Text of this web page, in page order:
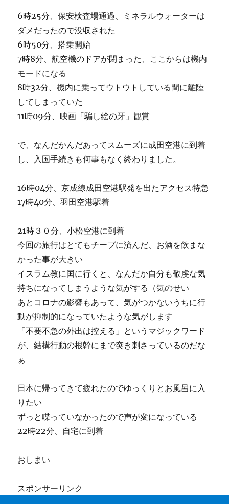
6時25分、保安検査場通過、ミネラルウォーターは
ダメだったので没収された
6時50分、搭乗開始
7時8分、航空機のドアが閉まった、ここからは機内
モードになる
8時32分、機内に乗ってウトウトしている間に離陸
してしまっていた
11時09分、映画「騙し絵の牙」観賞
で、なんだかんだあってスムーズに成田空港に到着
し、入国手続きも何事もなく終わりました。
16時04分、京成線成田空港駅発を出たアクセス特急
17時40分、羽田空港駅着
21時３０分、小松空港に到着
今回の旅行はとてもチープに済んだ、お酒を飲まな
かった事が大きい
イスラム教に国に行くと、なんだか自分も敬虔な気
持ちになってしまうような気がする（気のせい
あとコロナの影響もあって、気がつかないうちに行
動が抑制的になっていたような気がします
「不要不急の外出は控える」というマジックワード
が、結構行動の根幹にまで突き刺さっているのだな
ぁ
日本に帰ってきて疲れたのでゆっくりとお風呂に入
りたい
ずっと喋っていなかったので声が変になっている
22時22分、自宅に到着
おしまい
スポンサーリンク